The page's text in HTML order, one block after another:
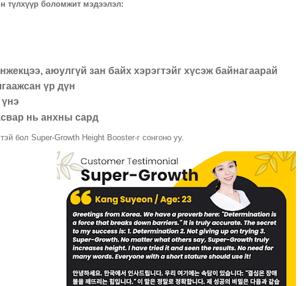
түлхүүр боломжит мэдээлэл:
аюулгүй зан байх хэрэгтэйг хүсэж байнагаарай
үр дүн
нь анхны сард
бол Super-Growth Height Booster-г сонгоно уу.